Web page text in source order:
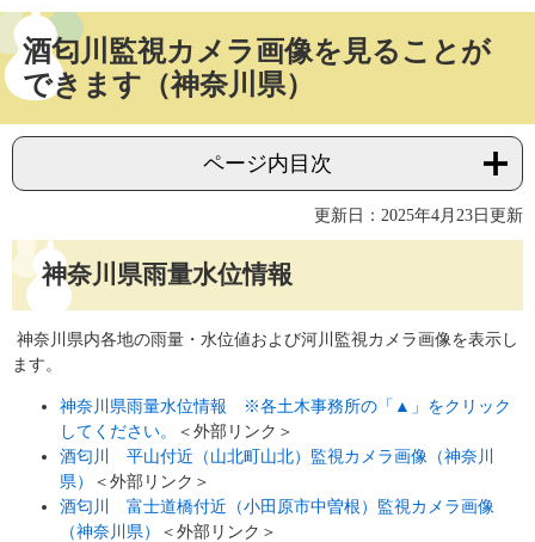
酒匂川監視カメラ画像を見ることが
できます（神奈川県）
ページ内目次
更新日：2025年4月23日更新
神奈川県雨量水位情報
神奈川県内各地の雨量・水位値および河川監視カメラ画像を表示し
ます。
神奈川県雨量水位情報 ※各土木事務所の「▲」をクリック
してください。
＜外部リンク＞
酒匂川 平山付近（山北町山北）監視カメラ画像（神奈川
県）
＜外部リンク＞
酒匂川 富士道橋付近（小田原市中曽根）監視カメラ画像
（神奈川県）
＜外部リンク＞